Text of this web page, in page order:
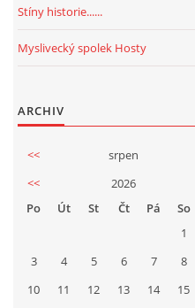
Stíny historie......
Myslivecký spolek Hosty
ARCHIV
<< srpen
<<
2026
Po
Út St Čt Pá So
1
3
4 5 6 7 8
10
11 12 13 14 15